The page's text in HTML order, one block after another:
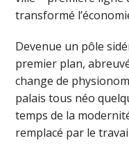
transformé
Devenue un pôle
premier plan,
change de
palais tous néo
temps de la
remplacé par le